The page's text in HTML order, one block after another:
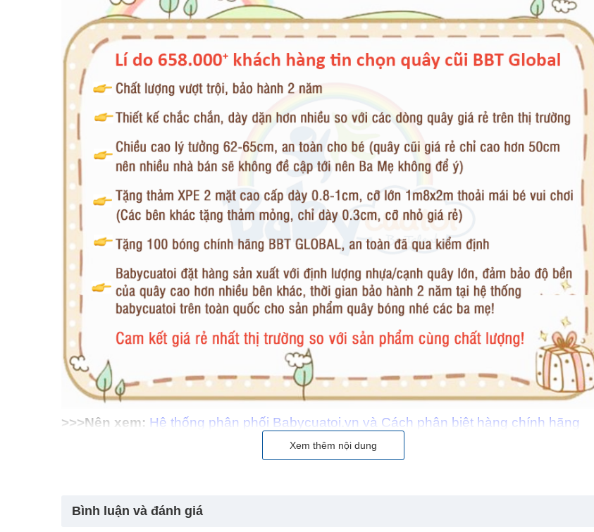
>>>Nên xem: Hệ thống phân phối Babycuatoi.vn và Cách phân biệt hàng chính hãng
Quây cũi BR9502 là phiên bản CẢI TIẾN NÂNG CẤP thêm nhiều tính năng, cạnh hàng rào dày dặn và chắc
chắn hơn nhiều mà GIÁ KHÔNG ĐỔI lại còn được bảo hành chính hãng 5 NĂM nên được nhiều Ba Mẹ yên
Xem thêm nội dung
Bình luận và đánh giá